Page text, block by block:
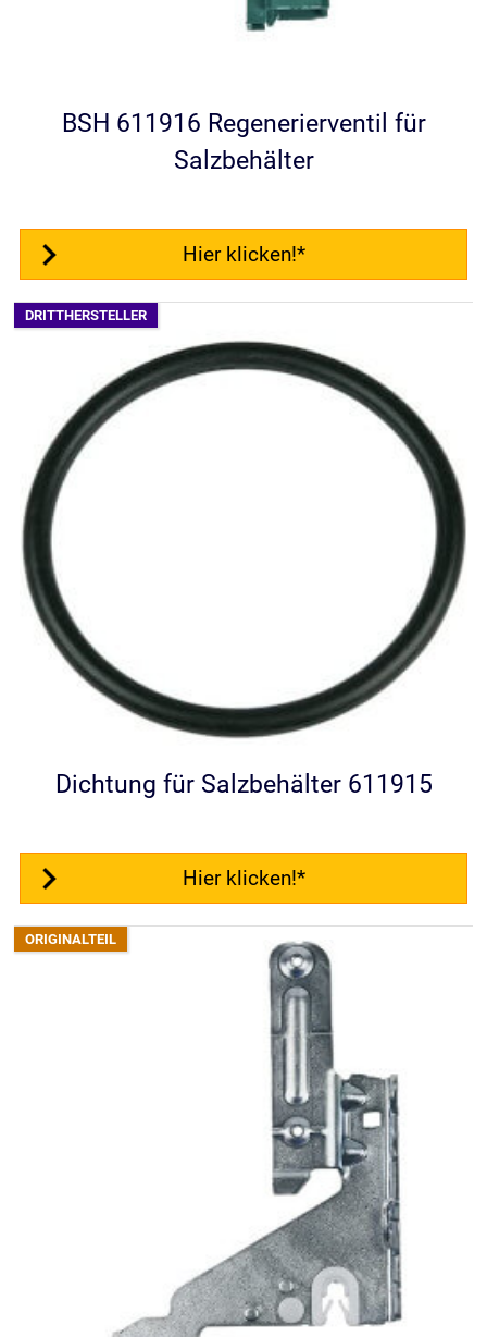
BSH 611916 Regenerierventil für
Salzbehälter
Hier klicken!*
Dichtung für Salzbehälter 611915
Hier klicken!*